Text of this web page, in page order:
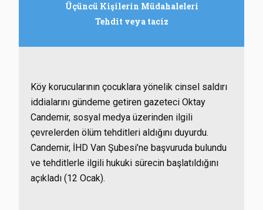
Üçüncü Kişilerin Müdahaleleri
Tehdit veya taciz
Köy korucularının çocuklara yönelik cinsel saldırı
iddialarını gündeme getiren gazeteci Oktay
Candemir, sosyal medya üzerinden ilgili
çevrelerden ölüm tehditleri aldığını duyurdu.
Candemir, İHD Van Şubesi’ne başvuruda bulundu
ve tehditlerle ilgili hukuki sürecin başlatıldığını
açıkladı (12 Ocak).